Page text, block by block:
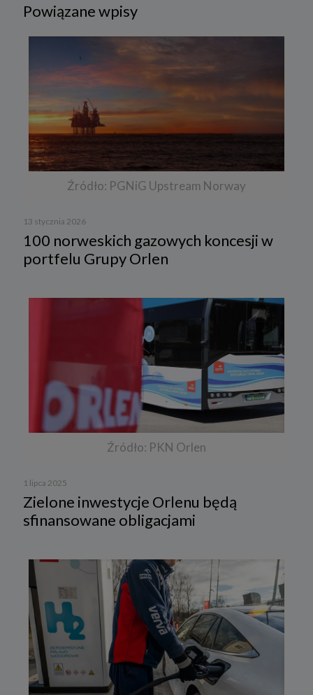
Powiązane wpisy
Źródło: PGNiG Upstream Norway
13 stycznia 2026
100 norweskich gazowych koncesji w
portfelu Grupy Orlen
Źródło: PKN Orlen
1 lipca 2025
Zielone inwestycje Orlenu będą
sfinansowane obligacjami